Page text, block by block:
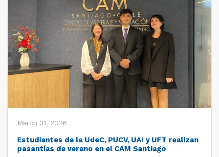
March 31, 2026
Estudiantes de la UdeC, PUCV, UAI y UFT realizan
pasantías de verano en el CAM Santiago